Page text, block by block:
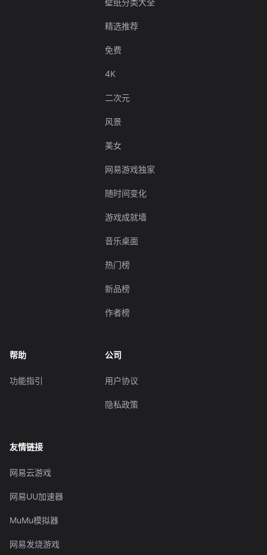
精选推荐
免费
4K
二次元
风景
美女
网易游戏独家
随时间变化
游戏成就墙
音乐桌面
热门榜
新品榜
作者榜
帮助
功能指引
公司
用户协议
隐私政策
友情链接
网易云游戏
网易UU加速器
MuMu模拟器
网易发烧游戏